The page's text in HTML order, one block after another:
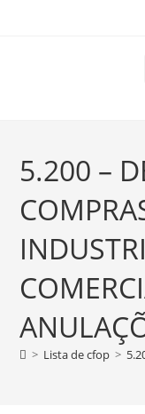
5.200 –
> Lista de cfop >